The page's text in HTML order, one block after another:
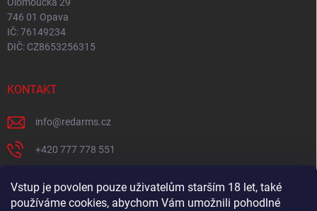
Vstup je povolen pouze uživatelům starším 18 let, také
používáme cookies, abychom Vám umožnili pohodlné
746 01 Opava
IČ: 76149234
DIČ: CZ8653256315
KONTAKT
info@redarms.cz
+420 777 778 551
redarms_cz/